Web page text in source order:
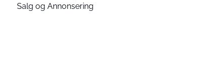
Salg og Annonsering